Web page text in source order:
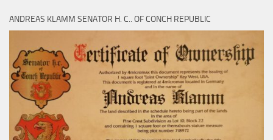
ANDREAS KLAMM SENATOR H. C.. OF CONCH REPUBLIC